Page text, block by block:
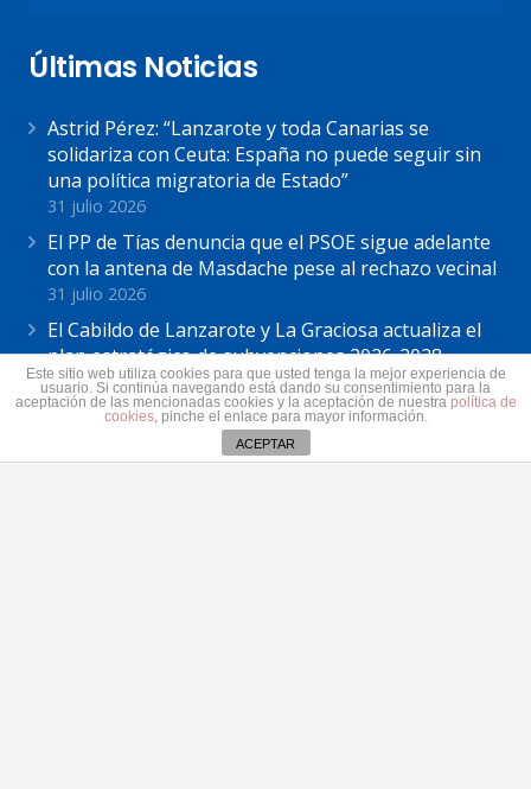
Últimas Noticias
Astrid Pérez: “Lanzarote y toda Canarias se
solidariza con Ceuta: España no puede seguir sin
una política migratoria de Estado”
31 julio 2026
El PP de Tías denuncia que el PSOE sigue adelante
con la antena de Masdache pese al rechazo vecinal
31 julio 2026
El Cabildo de Lanzarote y La Graciosa actualiza el
plan estratégico de subvenciones 2026-2028
30 julio 2026
Contacto
Este sitio web utiliza cookies para que usted tenga la mejor experiencia de
usuario. Si continúa navegando está dando su consentimiento para la
aceptación de las mencionadas cookies y la aceptación de nuestra política de
cookies, pinche el enlace para mayor información.
ACEPTAR